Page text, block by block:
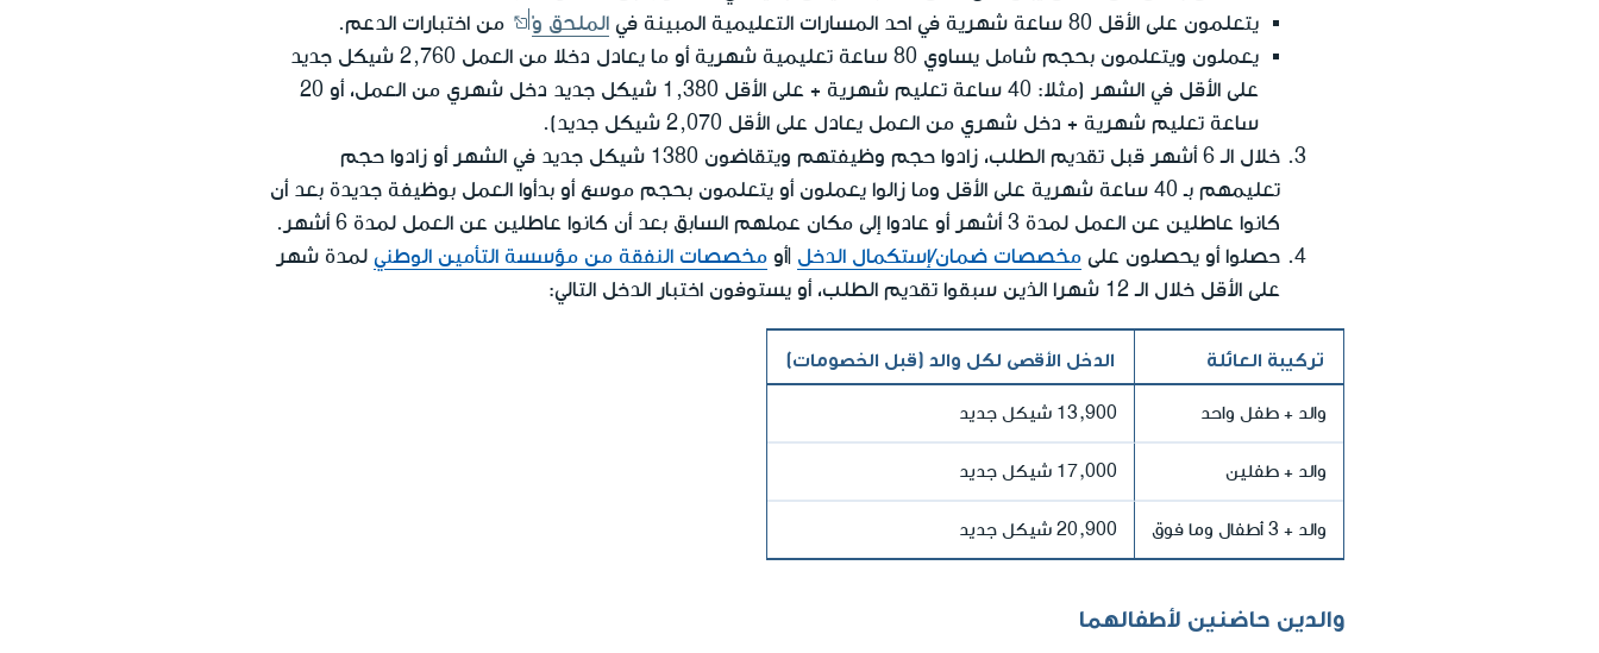
يتعلمون على الأقل 80 ساعة شهرية في احد المسارات التعليمية المبينة في
الملحق و'
من اختبارات الدعم.
يعملون ويتعلمون بحجم شامل يساوي 80 ساعة تعليمية شهرية أو ما يعادل دخلا من العمل 2,760 شيكل جديد
على الأقل في الشهر (مثلا: 40 ساعة تعليم شهرية + على الأقل 1,380 شيكل جديد دخل شهري من العمل، أو 20
ساعة تعليم شهرية + دخل شهري من العمل يعادل على الأقل 2,070 شيكل جديد).
خلال الـ 6 أشهر قبل تقديم الطلب، زادوا حجم وظيفتهم ويتقاضون 1380 شيكل جديد في الشهر أو زادوا حجم
تعليمهم بـ 40 ساعة شهرية على الأقل وما زالوا يعملون أو يتعلمون بحجم موسع أو بدأوا العمل بوظيفة جديدة بعد أن
كانوا عاطلين عن العمل لمدة 3 أشهر أو عادوا إلى مكان عملهم السابق بعد أن كانوا عاطلين عن العمل لمدة 6 أشهر.
حصلوا أو يحصلون على مخصصات ضمان/إستكمال الدخل |أو مخصصات النفقة من مؤسسة التأمين الوطني لمدة شهر
على الأقل خلال الـ 12 شهرا الذين سبقوا تقديم الطلب، أو يستوفون اختبار الدخل التالي:
تركيبة العائلة الدخل الأقصى لكل والد (قبل الخصومات)
والد + طفل واحد 13,900 شيكل جديد
والد + طفلين 17,000 شيكل جديد
والد + 3 أطفال وما فوق 20,900 شيكل جديد
والدين حاضنين لأطفالهما